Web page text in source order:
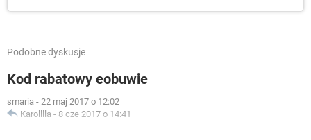
Podobne dyskusje
Kod rabatowy eobuwie
smaria - 22 maj 2017 o 12:02
Karolllla - 8 cze 2017 o 14:41